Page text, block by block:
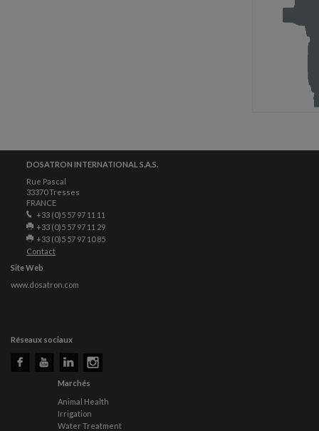
DOSATRON INTERNATIONAL S.A.S.
Rue Pascal
33370 Tresses
FRANCE
+33 (0)5 57 97 11 11
+33 (0)5 57 97 11 29
+33 (0)5 57 97 10 85
Contact
Site Web
www.dosatron.com
Réseaux sociaux
Marchés
Animal Health
Irrigation
Water Treatment